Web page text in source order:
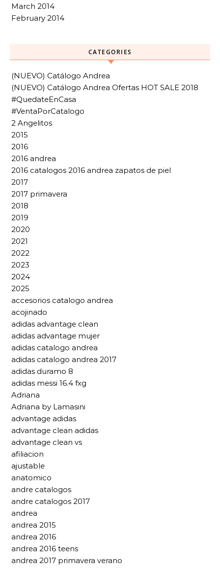
March 2014
February 2014
CATEGORIES
(NUEVO) Catálogo Andrea
(NUEVO) Catálogo Andrea Ofertas HOT SALE 2018
#QuedateEnCasa
#VentaPorCatalogo
2 Angelitos
2015
2016
2016 andrea
2016 catalogos 2016 andrea zapatos de piel
2017
2017 primavera
2018
2019
2020
2021
2022
2023
2024
2025
accesorios catalogo andrea
acojinado
adidas advantage clean
adidas advantage mujer
adidas catalogo andrea
adidas catalogo andrea 2017
adidas duramo 8
adidas messi 16.4 fxg
Adriana
Adriana by Lamasini
advantage adidas
advantage clean adidas
advantage clean vs
afiliacion
ajustable
anatomico
andre catalogos
andre catalogos 2017
andrea
andrea 2015
andrea 2016
andrea 2016 teens
andrea 2017 primavera verano